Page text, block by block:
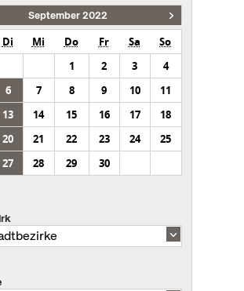
September 2022
Di Mi Do Fr Sa
So
1
2 3
4
6 7 8 9 10
11
13 14 15 16 17
18
20 21 22 23 24
25
27 28 29 30